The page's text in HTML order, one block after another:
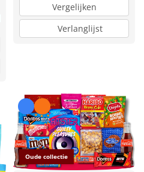
Vergelijken
Verlanglijst
Oude collectie